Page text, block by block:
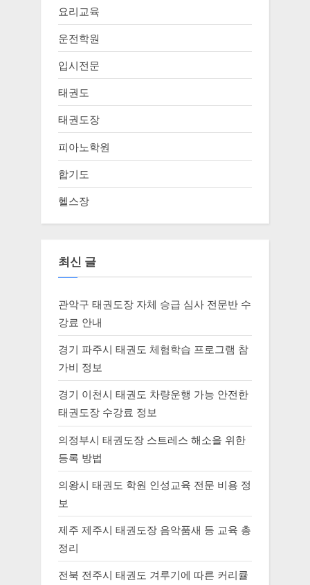
요리교육
운전학원
입시전문
태권도
태권도장
피아노학원
합기도
헬스장
최신 글
관악구 태권도장 자체 승급 심사 전문반 수
강료 안내
경기 파주시 태권도 체험학습 프로그램 참
가비 정보
경기 이천시 태권도 차량운행 가능 안전한
태권도장 수강료 정보
의정부시 태권도장 스트레스 해소을 위한
등록 방법
의왕시 태권도 학원 인성교육 전문 비용 정
보
제주 제주시 태권도장 음악품새 등 교육 총
정리
전북 전주시 태권도 겨루기에 따른 커리큘